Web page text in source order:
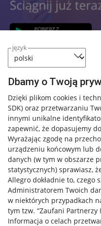
język
Dbamy o Twoją
Dzięki plikom cookies i
SDK) oraz przetwarzaniu
innymi unikalne
zapewnić, że dopasujemy
Wyrażając zgodę na
urządzeniu końcowym lub
danych (w tym w obszarze
statystycznych) sprawiasz,
Allegro dokładnie to, czego
Administratorem Twoich
w niektórych przypadkach
tym tzw. “Zaufani Partnerzy
Informacja o celach
Przydatne informacje
Jak to działa
Napisz do nas
Allegro Gadane dla
Allegro Gadane dla
Mapa miejscowości
Informacje prawne
Regulamin